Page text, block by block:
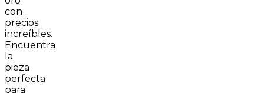
con
precios
increíbles.
Encuentra
la
pieza
perfecta
para